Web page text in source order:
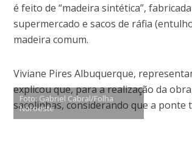
é feito de “madeira sintética”,
supermercado e sacos de ráfia
madeira comum.
Viviane Pires Albuquerque,
explicou que, para a realização da
sacolinhas, considerando que a ponte
Foto: Gabriel Cabral/Folha
Noroeste